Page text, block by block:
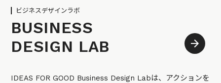
ビジネスデザインラボ
BUSINESS
DESIGN LAB
IDEAS FOR GOOD Business Design Labは、アクションを